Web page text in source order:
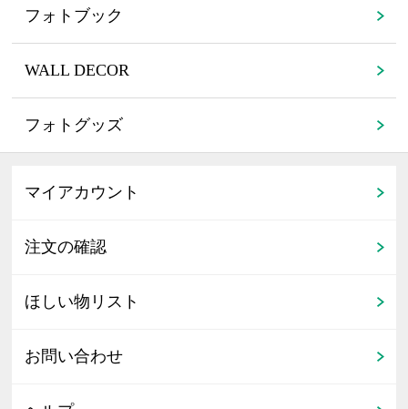
フォトブック
WALL DECOR
フォトグッズ
マイアカウント
注文の確認
ほしい物リスト
お問い合わせ